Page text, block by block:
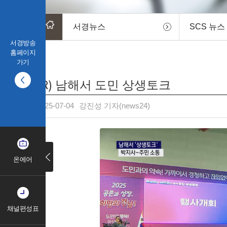
서경방송
홈페이지
가기
온에어
채널편성표
서경뉴스 SCS 뉴스
(R) 남해서 도민 상생토크
2025-07-04 강진성 기자(news24)